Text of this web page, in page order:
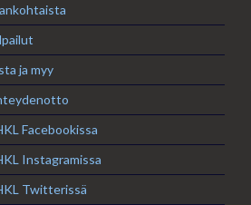
ja myy
Facebookissa
Instagramissa
Twitterissä